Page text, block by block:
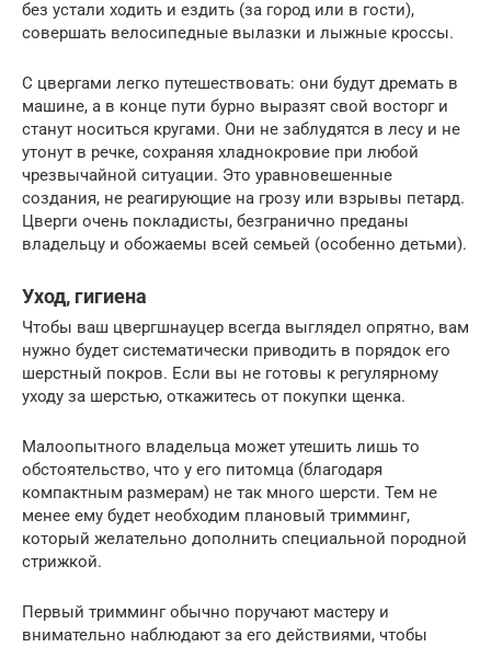
без устали ходить и ездить (за город или в гости),
совершать велосипедные вылазки и лыжные кроссы.
С цвергами легко путешествовать: они будут дремать в
машине, а в конце пути бурно выразят свой восторг и
станут носиться кругами. Они не заблудятся в лесу и не
утонут в речке, сохраняя хладнокровие при любой
чрезвычайной ситуации. Это уравновешенные
создания, не реагирующие на грозу или взрывы петард.
Цверги очень покладисты, безгранично преданы
владельцу и обожаемы всей семьей (особенно детьми).
Уход, гигиена
Чтобы ваш цвергшнауцер всегда выглядел опрятно, вам
нужно будет систематически приводить в порядок его
шерстный покров. Если вы не готовы к регулярному
уходу за шерстью, откажитесь от покупки щенка.
Малоопытного владельца может утешить лишь то
обстоятельство, что у его питомца (благодаря
компактным размерам) не так много шерсти. Тем не
менее ему будет необходим плановый тримминг,
который желательно дополнить специальной породной
стрижкой.
Первый тримминг обычно поручают мастеру и
внимательно наблюдают за его действиями, чтобы